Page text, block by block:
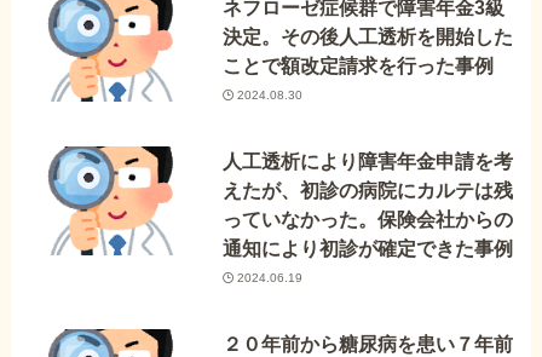
ネフローゼ症候群で障害年金3級
決定。その後人工透析を開始した
ことで額改定請求を行った事例
2024.08.30
人工透析により障害年金申請を考
えたが、初診の病院にカルテは残
っていなかった。保険会社からの
通知により初診が確定できた事例
2024.06.19
２０年前から糖尿病を患い７年前